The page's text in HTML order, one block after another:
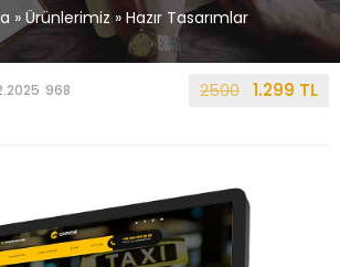
» Ürünlerimiz » Hazır Tasarımlar
968 2500 1.299 TL